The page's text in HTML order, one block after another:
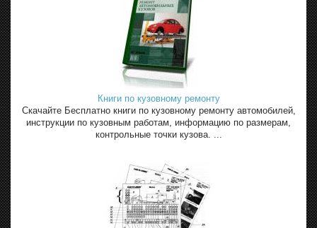
Книги по кузовному ремонту
Скачайте Бесплатно книги по кузовному ремонту автомобилей,
инструкции по кузовным работам, информацию по размерам,
контрольные точки кузова. ...